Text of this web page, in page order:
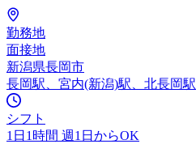
勤務地
面接地
新潟県長岡市
長岡駅、宮内(新潟)駅、北長岡駅
シフト
1日1時間 週1日からOK